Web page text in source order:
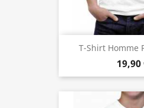
T-Shirt Homme
19,90